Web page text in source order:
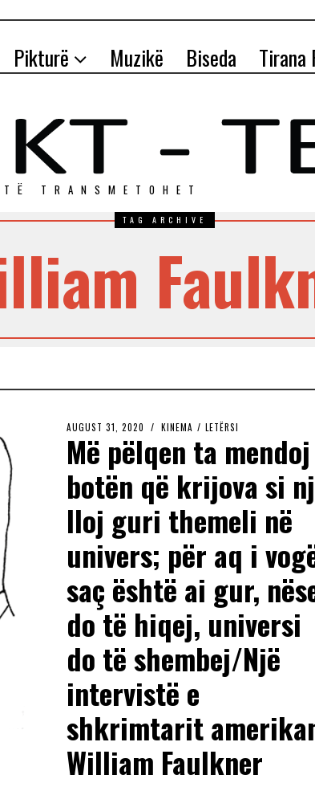
Pikturë Muzikë Biseda Tirana
TRANSMETOHET
TAG ARCHIVE
AUGUST 31, 2020 KINEMA / LETËRSI
Më pëlqen ta mendoj
botën që krijova si
lloj guri themeli në
univers; për aq i
saç është ai gur,
do të hiqej, universi
do të shembej/Një
intervistë e
shkrimtarit
William Faulkner